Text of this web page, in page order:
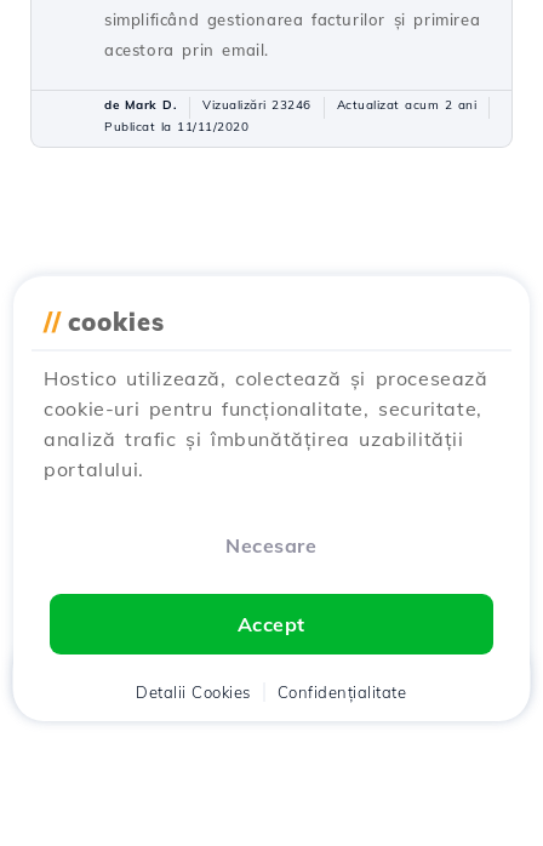
simplificând gestionarea facturilor și primirea
acestora prin email.
de Mark D. Vizualizări 23246
Actualizat acum 2 ani
Publicat la 11/11/2020
// cookies
Hostico utilizează, colectează și procesează
cookie-uri pentru funcționalitate, securitate,
analiză trafic și îmbunătățirea uzabilității
portalului.
Necesare
Accept
Detalii Cookies Confidențialitate
Client Coș Chat